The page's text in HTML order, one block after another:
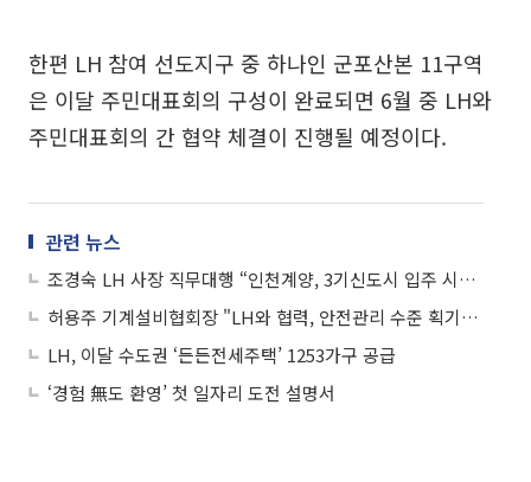
한편 LH 참여 선도지구 중 하나인 군포산본 11구역
은 이달 주민대표회의 구성이 완료되면 6월 중 LH와
주민대표회의 간 협약 체결이 진행될 예정이다.
관련 뉴스
조경숙 LH 사장 직무대행 “인천계양, 3기신도시 입주 시발점…안전·품질 최우선”
허용주 기계설비협회장 "LH와 협력, 안전관리 수준 획기적으로 높일 것"
LH, 이달 수도권 ‘든든전세주택’ 1253가구 공급
‘경험 無도 환영’ 첫 일자리 도전 설명서